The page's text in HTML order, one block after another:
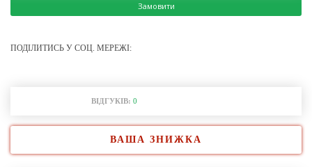
Замовити
ПОДІЛИТИСЬ У СОЦ. МЕРЕЖІ:
ВІДГУКІВ: 0
ВАША ЗНИЖКА